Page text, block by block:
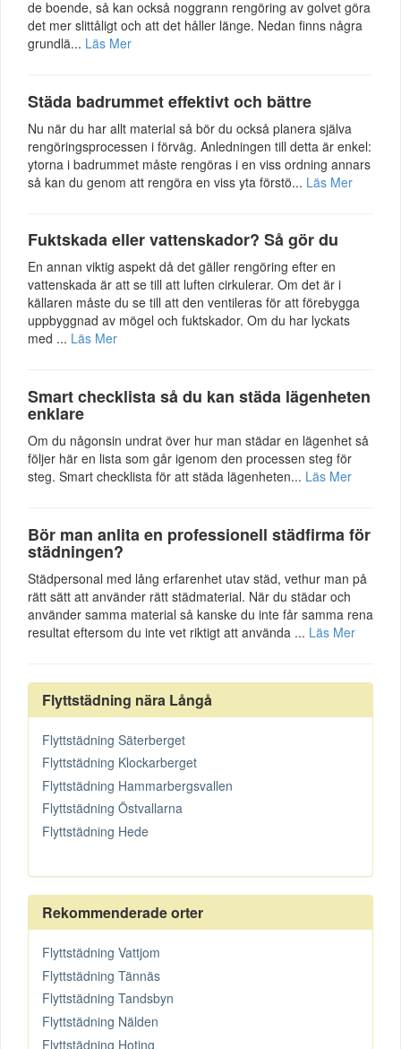
de boende, så kan också noggrann rengöring av golvet göra
det mer slittåligt och att det håller länge. Nedan finns några
grundlä... Läs Mer
Städa badrummet effektivt och bättre
Nu när du har allt material så bör du också planera själva
rengöringsprocessen i förväg. Anledningen till detta är enkel:
ytorna i badrummet måste rengöras i en viss ordning annars
så kan du genom att rengöra en viss yta förstö... Läs Mer
Fuktskada eller vattenskador? Så gör du
En annan viktig aspekt då det gäller rengöring efter en
vattenskada är att se till att luften cirkulerar. Om det är i
källaren måste du se till att den ventileras för att förebygga
uppbyggnad av mögel och fuktskador. Om du har lyckats
med ... Läs Mer
Smart checklista så du kan städa lägenheten
enklare
Om du någonsin undrat över hur man städar en lägenhet så
följer här en lista som går igenom den processen steg för
steg. Smart checklista för att städa lägenheten... Läs Mer
Bör man anlita en professionell städfirma för
städningen?
Städpersonal med lång erfarenhet utav städ, vethur man på
rätt sätt att använder rätt städmaterial. När du städar och
använder samma material så kanske du inte får samma rena
resultat eftersom du inte vet riktigt att använda ... Läs Mer
Flyttstädning nära Långå
Flyttstädning Säterberget
Flyttstädning Klockarberget
Flyttstädning Hammarbergsvallen
Flyttstädning Östvallarna
Flyttstädning Hede
Rekommenderade orter
Flyttstädning Vattjom
Flyttstädning Tännäs
Flyttstädning Tandsbyn
Flyttstädning Nälden
Flyttstädning Hoting